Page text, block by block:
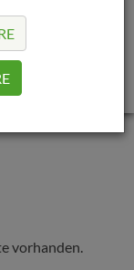
vorhanden.